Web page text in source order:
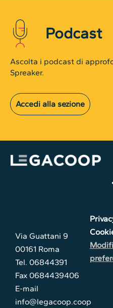
Podcast
Ascolta i podcast di
Spreaker.
Accedi alla sezione
Via Guattani 9
00161 Roma
Tel. 06844391
Fax 0684439406
E-mail
info@legacoop.coop